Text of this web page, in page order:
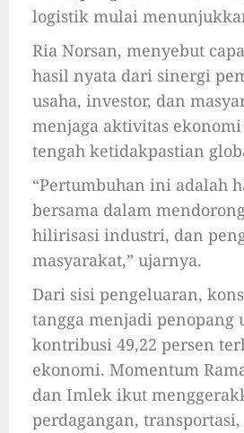
logistik mulai
Ria Norsan, menyebut
hasil nyata dari sinergi
usaha, investor, dan
menjaga aktivitas
tengah ketidakpastian
“Pertumbuhan ini adalah
bersama dalam
hilirisasi industri, dan
masyarakat,” ujarnya.
Dari sisi pengeluaran,
tangga menjadi penopang
kontribusi 49,22 persen
ekonomi. Momentum
dan Imlek ikut
perdagangan,